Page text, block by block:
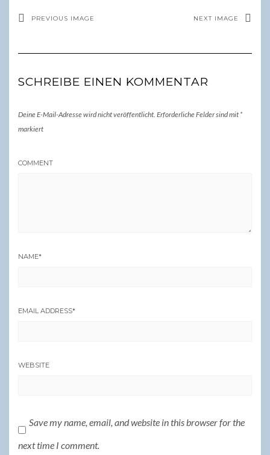
PREVIOUS IMAGE NEXT IMAGE
SCHREIBE EINEN KOMMENTAR
Deine E-Mail-Adresse wird nicht veröffentlicht. Erforderliche Felder sind mit *
markiert
COMMENT
NAME*
EMAIL ADDRESS*
WEBSITE
Save my name, email, and website in this browser for the
next time I comment.